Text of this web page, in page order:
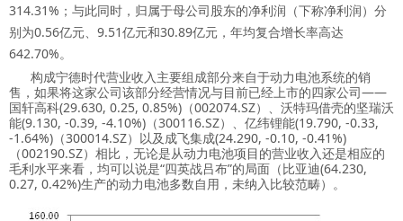
314.31%；与此同时，归属于母公司股东的净利润（下称净利润）分
别为0.56亿元、9.51亿元和30.89亿元，年均复合增长率高达
642.70%。
构成宁德时代营业收入主要组成部分来自于动力电池系统的销
售，如果将这家公司该部分经营情况与目前已经上市的四家公司——
国轩高科(29.630, 0.25, 0.85%)（002074.SZ）、沃特玛借壳的坚瑞沃
能(9.130, -0.39, -4.10%)（300116.SZ）、亿纬锂能(19.790, -0.33,
-1.64%)（300014.SZ） 以及成飞集成(24.290, -0.10, -0.41%)
（002190.SZ）相比，无论是从动力电池项目的营业收入还是相应的
毛利水平来看，均可以说是“四英战吕布”的局面（比亚迪(64.230,
0.27, 0.42%)生产的动力电池多数自用，未纳入比较范畴）。